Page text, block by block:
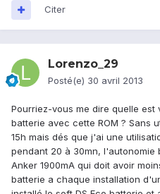
Citer
Lorenzo_29
Posté(e) 30 avril 2013
Pourriez-vous me dire quelle est
batterie avec cette ROM ? Sans
15h mais dés que j'ai une
pendant 20 à 30mn, l'autonomie
Anker 1900mA qui doit avoir
batterie a chaque installation